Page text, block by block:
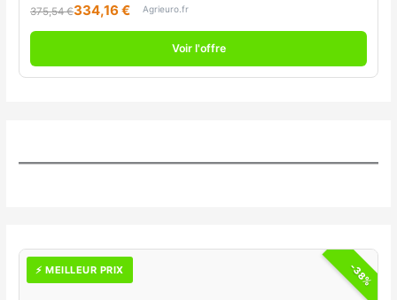
375,54 €334,16 € Agrieuro.fr
Voir l'offre
-38%
⚡ MEILLEUR PRIX